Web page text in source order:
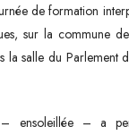
de formation
sur la commune
la salle du Parlement
– ensoleillée – a